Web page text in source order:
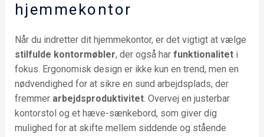
hjemmekontor
Når du indretter dit hjemmekontor, er det vigtigt at vælge
stilfulde kontormøbler, der også har funktionaliteti
fokus. Ergonomisk design er ikke kun en trend, men en
nødvendighed for at sikre en sund arbejdsplads, der
fremmer arbejdsproduktivitet. Overvej en justerbar
kontorstol og et hæve-sænkebord, som giver dig
mulighed for at skifte mellem siddende og stående